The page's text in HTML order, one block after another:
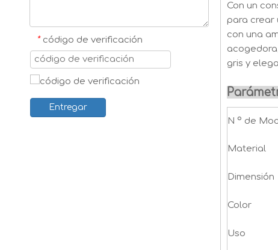
* código de verificación
Entregar
Con un
para crear
con una
gris y
N º de
Material
Dimensión
Color
Uso